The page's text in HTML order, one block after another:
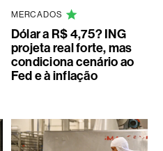
MERCADOS
Dólar a R$ 4,75? ING
projeta real forte, mas
condiciona cenário ao
Fed e à inflação